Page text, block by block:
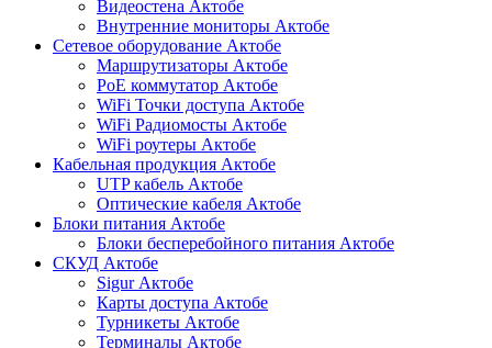
Видеостена Актобе
Внутренние мониторы Актобе
Сетевое оборудование Актобе
Маршрутизаторы Актобе
PoE коммутатор Актобе
WiFi Точки доступа Актобе
WiFi Радиомосты Актобе
WiFi роутеры Актобе
Кабельная продукция Актобе
UTP кабель Актобе
Оптические кабеля Актобе
Блоки питания Актобе
Блоки бесперебойного питания Актобе
СКУД Актобе
Sigur Актобе
Карты доступа Актобе
Турникеты Актобе
Терминалы Актобе